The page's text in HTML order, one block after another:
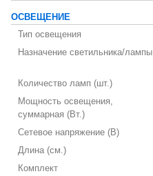
ОСВЕЩЕНИЕ
Тип освещения
Назначение светильника/лампы
Количество ламп (шт.)
Мощность освещения,
суммарная (Вт.)
Сетевое напряжение (В)
Длина (см.)
Комплект